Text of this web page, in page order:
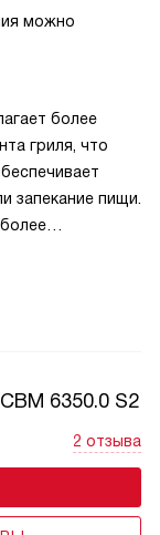
можно
более
гриля, что
запекание пищи.
6350.0 S2
2 отзыва